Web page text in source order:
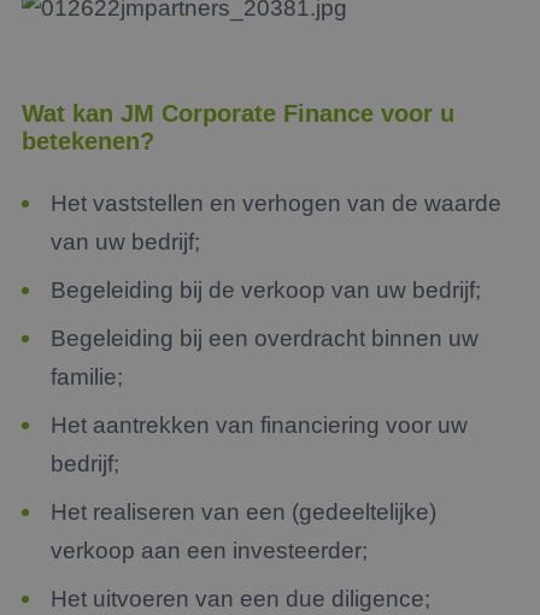
Wat kan JM Corporate Finance voor u
betekenen?
Het vaststellen en verhogen van de waarde
van uw bedrijf;
Begeleiding bij de verkoop van uw bedrijf;
Begeleiding bij een overdracht binnen uw
familie;
Het aantrekken van financiering voor uw
bedrijf;
Het realiseren van een (gedeeltelijke)
verkoop aan een investeerder;
Het uitvoeren van een due diligence;